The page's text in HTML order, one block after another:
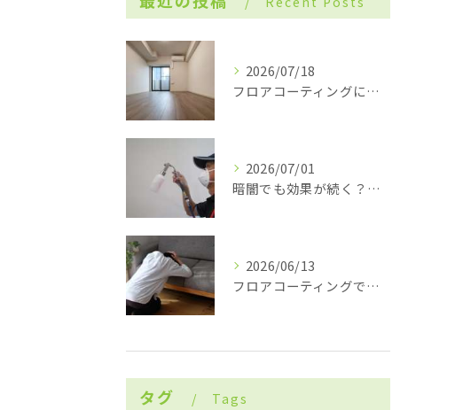
2026/07/18
フロアコーティングにおける「プライマー」の重要性
2026/07/01
暗闇でも効果が続く？「無光触媒コーティング」の仕組みと選ばれる理由
2026/06/13
フロアコーティングで「後悔」しないために！契約前に確認すべき3つのポイン
タグ Tags